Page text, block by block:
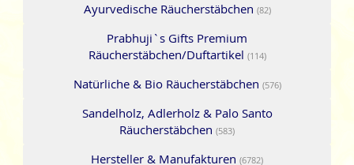
Ayurvedische Räucherstäbchen (82)
Prabhuji`s Gifts Premium
Räucherstäbchen/Duftartikel (114)
Natürliche & Bio Räucherstäbchen (576)
Sandelholz, Adlerholz & Palo Santo
Räucherstäbchen (583)
Hersteller & Manufakturen (6782)